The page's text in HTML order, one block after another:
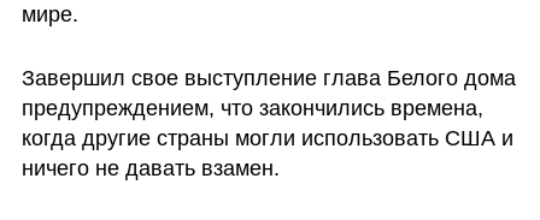
мире.
Завершил свое выступление глава Белого дома
предупреждением, что закончились времена,
когда другие страны могли использовать США и
ничего не давать взамен.